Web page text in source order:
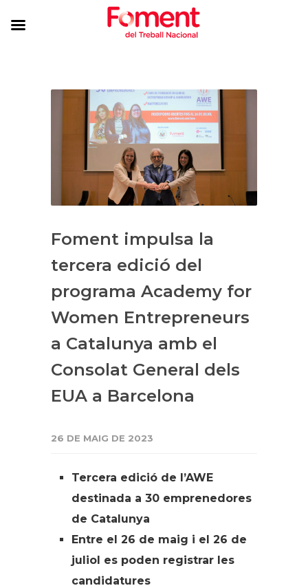
Foment impulsa la
tercera edició del
programa Academy for
Women Entrepreneurs
a Catalunya amb el
Consolat General dels
EUA a Barcelona
26 DE MAIG DE 2023
Tercera edició de l’AWE
destinada a 30 emprenedores
de Catalunya
Entre el 26 de maig i el 26 de
juliol es poden registrar les
candidatures